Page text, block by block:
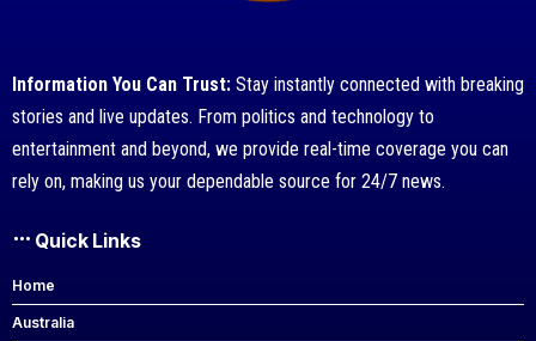
Information You Can Trust: Stay instantly connected with breaking
stories and live updates. From politics and technology to
entertainment and beyond, we provide real-time coverage you can
rely on, making us your dependable source for 24/7 news.
Quick Links
Home
Australia